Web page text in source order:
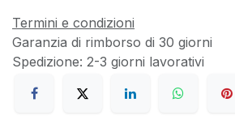
Termini e condizioni
Garanzia di rimborso di 30 giorni
Spedizione: 2-3 giorni lavorativi